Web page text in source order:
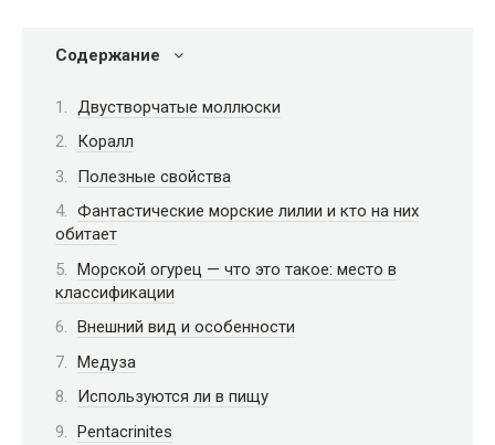
Содержание
Двустворчатые моллюски
Коралл
Полезные свойства
Фантастические морские лилии и кто на них
обитает
Морской огурец — что это такое: место в
классификации
Внешний вид и особенности
Медуза
Используются ли в пищу
Pentacrinites